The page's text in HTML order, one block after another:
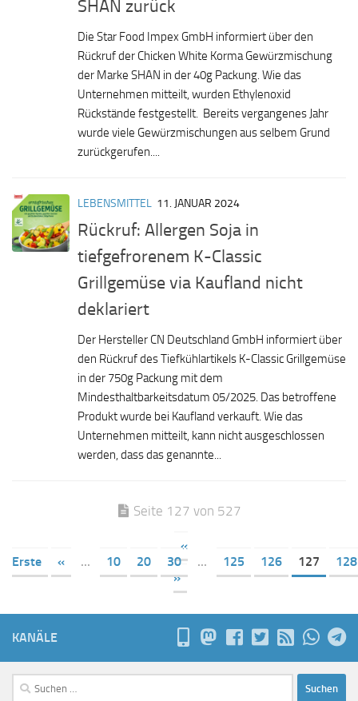
SHAN zurück
Die Star Food Impex GmbH informiert über den
Rückruf der Chicken White Korma Gewürzmischung
der Marke SHAN in der 40g Packung. Wie das
Unternehmen mitteilt, wurden Ethylenoxid
Rückstände festgestellt. Bereits vergangenes Jahr
wurde viele Gewürzmischungen aus selbem Grund
zurückgerufen....
LEBENSMITTEL 11. JANUAR 2024
Rückruf: Allergen Soja in
tiefgefrorenem K-Classic
Grillgemüse via Kaufland nicht
deklariert
Der Hersteller CN Deutschland GmbH informiert über
den Rückruf des Tiefkühlartikels K-Classic Grillgemüse
in der 750g Packung mit dem
Mindesthaltbarkeitsdatum 05/2025. Das betroffene
Produkt wurde bei Kaufland verkauft. Wie das
Unternehmen mitteilt, kann nicht ausgeschlossen
werden, dass das genannte...
Seite 127 von 527
«
Erste
« ... 10 20 30 ... 125 126 127
128
»
KANÄLE
Suchen